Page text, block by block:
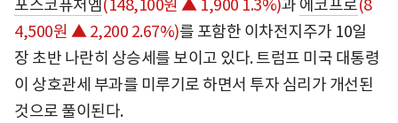
포스코퓨처엠(148,100원 ▲ 1,900 1.3%)과 에코프로(8
4,500원 ▲ 2,200 2.67%)를 포함한 이차전지주가 10일
장 초반 나란히 상승세를 보이고 있다. 트럼프 미국 대통령
이 상호관세 부과를 미루기로 하면서 투자 심리가 개선된
것으로 풀이된다.